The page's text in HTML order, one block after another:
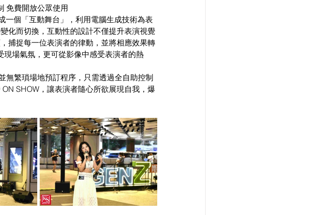
免費開放公眾使用
一個「互動舞台」，利用電腦生成技術為表
化而切換，互動性的設計不僅提升表演視覺
捕捉每一位表演者的律動，並將相應效果轉
場氣氛，更可從影像中感受表演者的熱
無繁瑣場地預訂程序，只需透過全自助控制
SHOW，讓表演者隨心所欲展現自我，爆